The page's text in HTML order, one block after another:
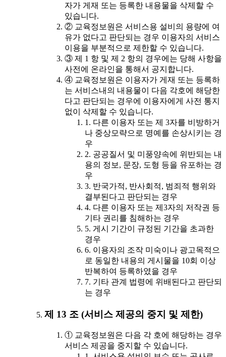
자가 게재 또는 등록한 내용물을 삭제할 수
있습니다.
② 교육정보원은 서비스용 설비의 용량에 여
유가 없다고 판단되는 경우 이용자의 서비스
이용을 부분적으로 제한할 수 있습니다.
③ 제 1 항 및 제 2 항의 경우에는 당해 사항을
사전에 온라인을 통해서 공지합니다.
④ 교육정보원은 이용자가 게재 또는 등록하
는 서비스내의 내용물이 다음 각호에 해당한
다고 판단되는 경우에 이용자에게 사전 통지
없이 삭제할 수 있습니다.
1. 다른 이용자 또는 제 3자를 비방하거
나 중상모략으로 명예를 손상시키는 경
우
2. 공공질서 및 미풍양속에 위반되는 내
용의 정보, 문장, 도형 등을 유포하는 경
우
3. 반국가적, 반사회적, 범죄적 행위와
결부된다고 판단되는 경우
4. 다른 이용자 또는 제3자의 저작권 등
기타 권리를 침해하는 경우
5. 게시 기간이 규정된 기간을 초과한
경우
6. 이용자의 조작 미숙이나 광고목적으
로 동일한 내용의 게시물을 10회 이상
반복하여 등록하였을 경우
7. 기타 관계 법령에 위배된다고 판단되
는 경우
제 13 조 (서비스 제공의 중지 및 제한)
① 교육정보원은 다음 각 호에 해당하는 경우
서비스 제공을 중지할 수 있습니다.